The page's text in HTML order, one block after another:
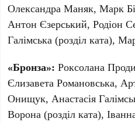
Олександра Маняк, Марк
Антон Єзерський, Родіон
Галімська (розділ ката),
«Бронза»: Роксолана
Єлизавета Романовська,
Онищук, Анастасія
Ворона (розділ ката),